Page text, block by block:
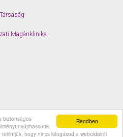
Rendben
biztonságos
nyújthassunk.
hogy nincs kifogásod a weboldalról
Magánklinika